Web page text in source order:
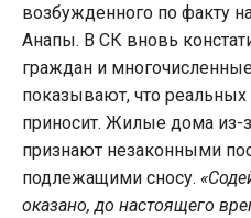
возбужденного по факту
Анапы. В СК вновь
граждан и
показывают, что реальных
приносит. Жилые дома из-
признают незаконными
подлежащими сносу.
оказано, до настоящего